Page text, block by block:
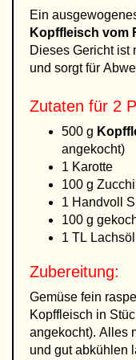
Ein
Kopffleisch vom
Dieses Gericht ist
und sorgt für
Zutaten für 2
500 g
angekocht)
1 Karotte
100 g
1 Handvoll
100 g
1 TL
Zubereitung:
Gemüse fein
Kopffleisch in
angekocht). Alles
und gut abkühlen